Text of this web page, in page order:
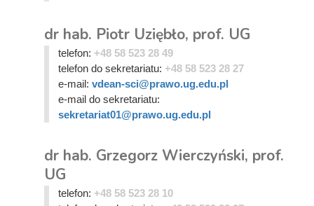
dr hab. Piotr Uziębło, prof. UG
telefon: +48 58 523 28 49
telefon do sekretariatu: +48 58 523 28 27
e-mail: vdean-sci@prawo.ug.edu.pl
e-mail do sekretariatu:
sekretariat01@prawo.ug.edu.pl
dr hab. Grzegorz Wierczyński, prof.
UG
telefon: +48 58 523 28 10